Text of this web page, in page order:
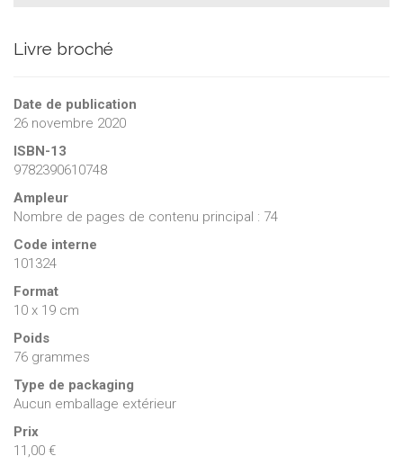
Livre broché
Date de publication
26 novembre 2020
ISBN-13
9782390610748
Ampleur
Nombre de pages de contenu principal : 74
Code interne
101324
Format
10 x 19 cm
Poids
76 grammes
Type de packaging
Aucun emballage extérieur
Prix
11,00 €